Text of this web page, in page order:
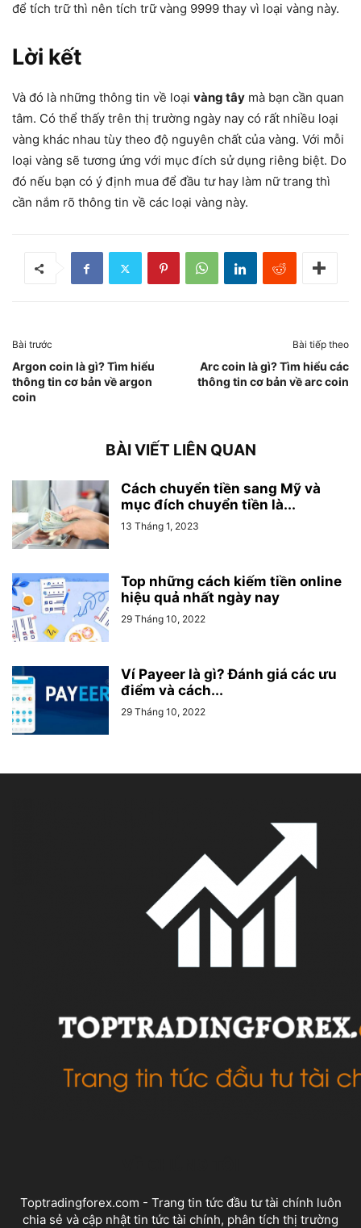
để tích trữ thì nên tích trữ vàng 9999 thay vì loại vàng này.
Lời kết
Và đó là những thông tin về loại vàng tây mà bạn cần quan
tâm. Có thể thấy trên thị trường ngày nay có rất nhiều loại
vàng khác nhau tùy theo độ nguyên chất của vàng. Với mỗi
loại vàng sẽ tương ứng với mục đích sử dụng riêng biệt. Do
đó nếu bạn có ý định mua để đầu tư hay làm nữ trang thì
cần nắm rõ thông tin về các loại vàng này.
Bài trước
Argon coin là gì? Tìm hiểu
thông tin cơ bản về argon
coin
Bài tiếp theo
Arc coin là gì? Tìm hiểu các
thông tin cơ bản về arc coin
BÀI VIẾT LIÊN QUAN
Cách chuyển tiền sang Mỹ và
mục đích chuyển tiền là...
13 Tháng 1, 2023
Top những cách kiếm tiền online
hiệu quả nhất ngày nay
29 Tháng 10, 2022
Ví Payeer là gì? Đánh giá các ưu
điểm và cách...
29 Tháng 10, 2022
Toptradingforex.com - Trang tin tức đầu tư tài chính luôn
chia sẻ và cập nhật tin tức tài chính, phân tích thị trường